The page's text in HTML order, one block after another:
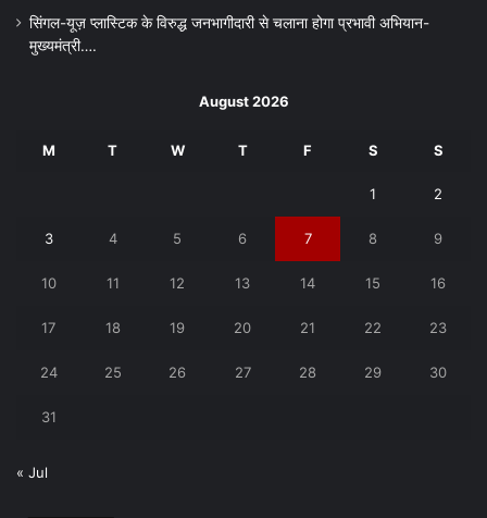
सिंगल-यूज़ प्लास्टिक के विरुद्ध जनभागीदारी से चलाना होगा प्रभावी अभियान-
मुख्यमंत्री….
August 2026
M T W T F S S
1 2
3 4 5 6 7 8 9
10 11 12 13 14 15 16
17 18 19 20 21 22 23
24 25 26 27 28 29 30
31
« Jul